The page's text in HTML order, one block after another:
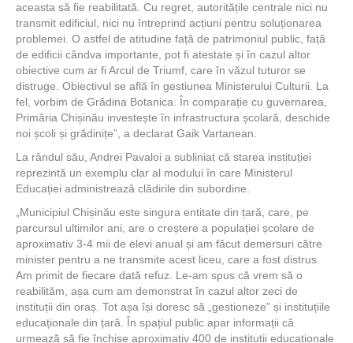
aceasta să fie reabilitată. Cu regret, autoritățile centrale nici nu
transmit edificiul, nici nu întreprind acțiuni pentru soluționarea
problemei. O astfel de atitudine față de patrimoniul public, față
de edificii cândva importante, pot fi atestate și în cazul altor
obiective cum ar fi Arcul de Triumf, care în văzul tuturor se
distruge. Obiectivul se află în gestiunea Ministerului Culturii. La
fel, vorbim de Grădina Botanica. În comparație cu guvernarea,
Primăria Chișinău investește în infrastructura școlară, deschide
noi școli și grădinițe”, a declarat Gaik Vartanean.
La rândul său, Andrei Pavaloi a subliniat că starea instituției
reprezintă un exemplu clar al modului în care Ministerul
Educației administrează clădirile din subordine.
„Municipiul Chișinău este singura entitate din țară, care, pe
parcursul ultimilor ani, are o creștere a populației școlare de
aproximativ 3-4 mii de elevi anual și am făcut demersuri către
minister pentru a ne transmite acest liceu, care a fost distrus.
Am primit de fiecare dată refuz. Le-am spus că vrem să o
reabilităm, așa cum am demonstrat în cazul altor zeci de
instituții din oraș. Tot așa își doresc să „gestioneze” și instituțiile
educaționale din țară. În spațiul public apar informații că
urmează să fie închise aproximativ 400 de instituții educaționale